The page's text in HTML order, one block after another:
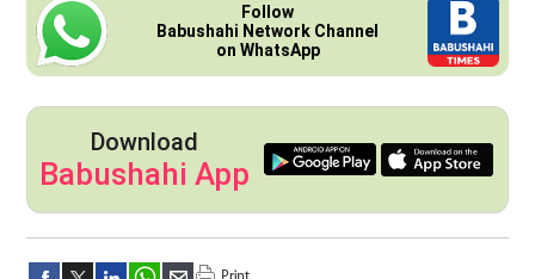
Follow
Babushahi Network Channel
on WhatsApp
Download
Babushahi App